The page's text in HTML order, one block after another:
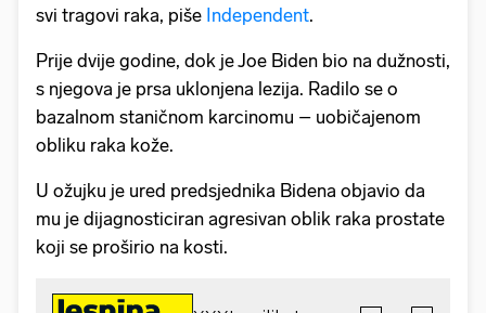
svi tragovi raka, piše Independent.
Prije dvije godine, dok je Joe Biden bio na dužnosti,
s njegova je prsa uklonjena lezija. Radilo se o
bazalnom staničnom karcinomu – uobičajenom
obliku raka kože.
U ožujku je ured predsjednika Bidena objavio da
mu je dijagnosticiran agresivan oblik raka prostate
koji se proširio na kosti.